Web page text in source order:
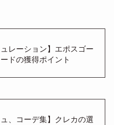
ュレーション】エポスゴー
ドの獲得ポイント
ュ、コーデ集】クレカの選